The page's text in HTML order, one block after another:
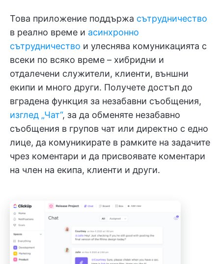
Това приложение поддържа сътрудничество
в реално време и асинхронно
сътрудничество и улеснява комуникацията с
всеки по всяко време – хибридни и
отдалечени служители, клиенти, външни
екипи и много други. Получете достъп до
вградена функция за незабавни съобщения,
изглед „Чат“, за да обменяте незабавно
съобщения в групов чат или директно с едно
лице, да комуникирате в рамките на задачите
чрез коментари и да присвоявате коментари
на член на екипа, клиенти и други.